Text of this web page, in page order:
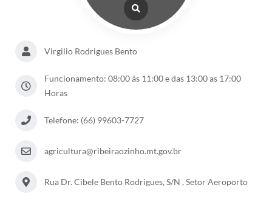
Virgilio Rodrigues Bento
Funcionamento: 08:00 ás 11:00 e das 13:00 as 17:00
Horas
Telefone: (66) 99603-7727
agricultura@ribeiraozinho.mt.gov.br
Rua Dr. Cibele Bento Rodrigues, S/N , Setor Aeroporto